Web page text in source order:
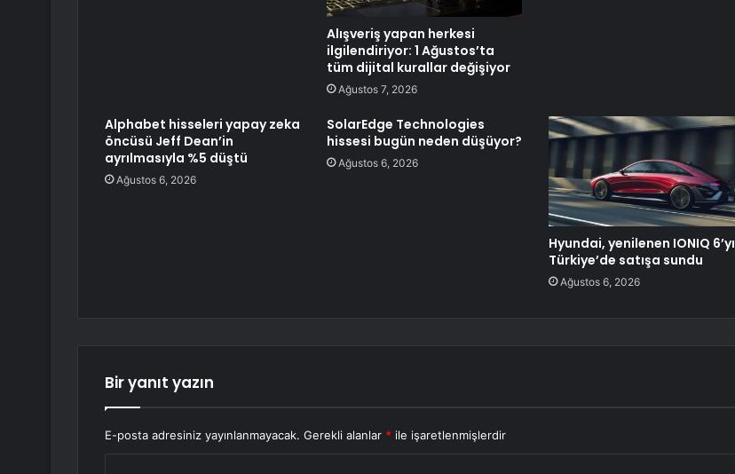
Alışveriş yapan herkesi
ilgilendiriyor: 1 Ağustos’ta
tüm dijital kurallar değişiyor
Ağustos 7, 2026
Alphabet hisseleri yapay zeka
öncüsü Jeff Dean’in
ayrılmasıyla %5 düştü
Ağustos 6, 2026
SolarEdge Technologies
hissesi bugün neden düşüyor?
Ağustos 6, 2026
Hyundai, yenilenen IONIQ 6’yı
Türkiye’de satışa sundu
Ağustos 6, 2026
Bir yanıt yazın
E-posta adresiniz yayınlanmayacak. Gerekli alanlar * ile işaretlenmişlerdir